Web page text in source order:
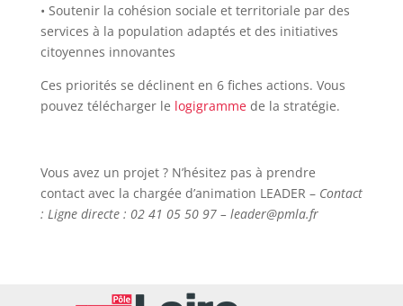
• Soutenir la cohésion sociale et territoriale par des
services à la population adaptés et des initiatives
citoyennes innovantes
Ces priorités se déclinent en 6 fiches actions. Vous
pouvez télécharger le logigrammede la stratégie.
Vous avez un projet ? N’hésitez pas à prendre
contact avec la chargée d’animation LEADER – Contact
: Ligne directe : 02 41 05 50 97 – leader@pmla.fr